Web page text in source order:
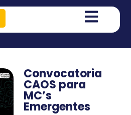
Convocatoria
CAOS para
MC’s
Emergentes